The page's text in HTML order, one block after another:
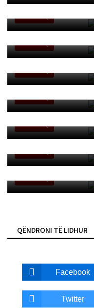
QËNDRONI TË LIDHUR
Facebook
Twitter